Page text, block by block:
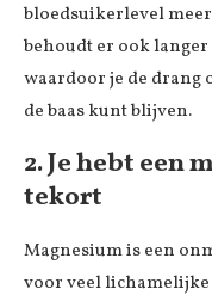
bloedsuikerlevel
behoudt er ook
waardoor je de drang
de baas kunt blijven.
2. Je hebt een
tekort
Magnesium is een
voor veel